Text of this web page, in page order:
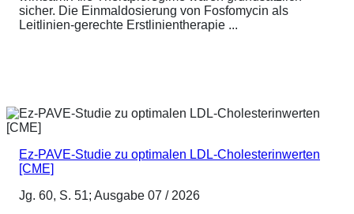
sicher. Die Einmaldosierung von Fosfomycin als
Leitlinien-gerechte Erstlinientherapie ...
Ez-PAVE-Studie zu optimalen LDL-Cholesterinwerten
[CME]
Jg. 60, S. 51; Ausgabe 07 / 2026